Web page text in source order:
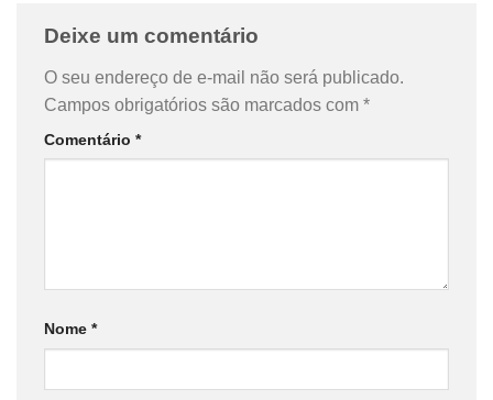
Deixe um comentário
O seu endereço de e-mail não será publicado.
Campos obrigatórios são marcados com *
Comentário *
Nome *